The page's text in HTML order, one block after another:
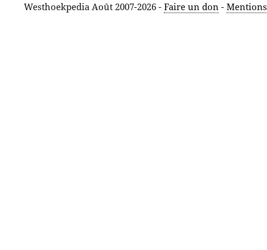
Westhoekpedia Août 2007-2026 - Faire un don-